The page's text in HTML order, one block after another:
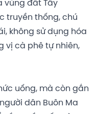
vùng đất Tây
truyền thống, chú
không sử dụng hóa
vị cà phê tự nhiên,
uống, mà còn gắn
dân Buôn Ma